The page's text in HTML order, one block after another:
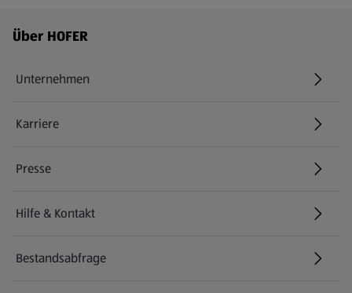
Fußzeilenmenü - weitere Links
Über HOFER
Unternehmen
Karriere
(öffnet in einem neuen Tab)
Presse
Hilfe & Kontakt
(öffnet in einem neuen Tab)
Bestandsabfrage
(öffnet in einem neuen Tab)